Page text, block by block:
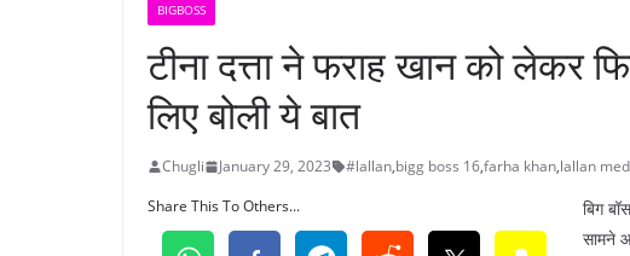
BIGBOSS
टीना दत्ता ने फराह खान को लेकर
लिए बोली ये बात
Chugli January 29, 2023 #lallan,bigg boss 16,farha khan,lallan
Share This To Others...
बिग
सामने